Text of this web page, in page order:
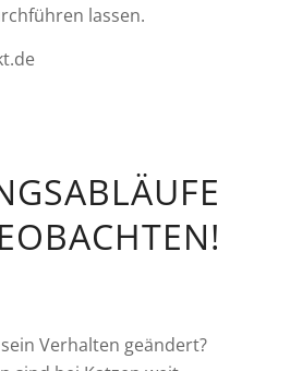
lassen.
Verhalten geändert?